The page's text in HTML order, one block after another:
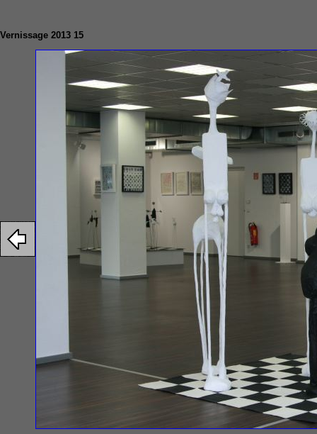
Vernissage 2013 15